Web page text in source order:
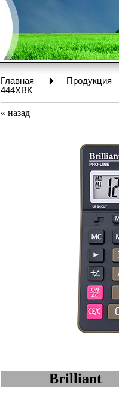
Главная
Продукция
444XBK
« назад
Brilliant